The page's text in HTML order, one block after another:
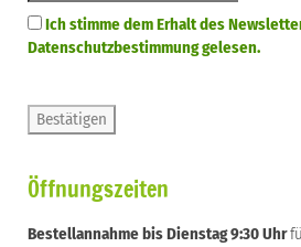
Ich stimme dem Erhalt des
Datenschutzbestimmung gelesen.
Öffnungszeiten
Bestellannahme bis Dienstag 9:30 Uhr